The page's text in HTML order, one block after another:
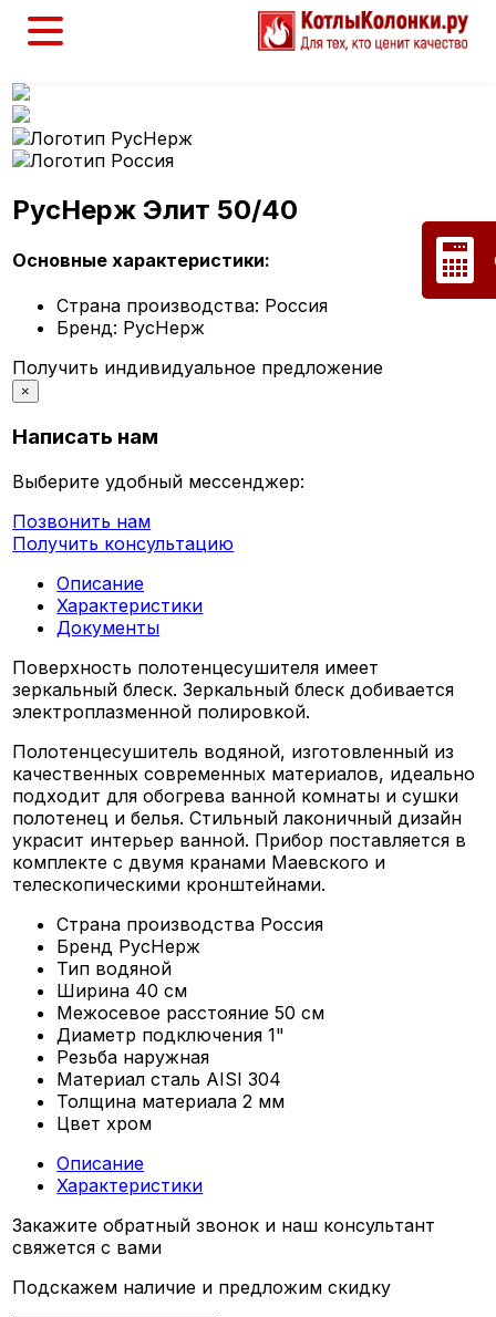
РусНерж Элит 50/40
Основные характеристики:
Страна производства: Россия
Бренд: РусНерж
Получить индивидуальное предложение
×
Написать нам
Выберите удобный мессенджер:
Позвонить нам
Получить консультацию
Описание
Характеристики
Документы
Поверхность полотенцесушителя имеет
зеркальный блеск. Зеркальный блеск добивается
электроплазменной полировкой.
Полотенцесушитель водяной, изготовленный из
качественных современных материалов, идеально
подходит для обогрева ванной комнаты и сушки
полотенец и белья. Стильный лаконичный дизайн
украсит интерьер ванной. Прибор поставляется в
комплекте с двумя кранами Маевского и
телескопическими кронштейнами.
Страна производства Россия
Бренд РусНерж
Тип водяной
Ширина 40 см
Межосевое расстояние 50 см
Диаметр подключения 1"
Резьба наружная
Материал сталь AISI 304
Толщина материала 2 мм
Цвет хром
Описание
Характеристики
Закажите обратный звонок и наш консультант
свяжется с вами
Подскажем наличие и предложим скидку